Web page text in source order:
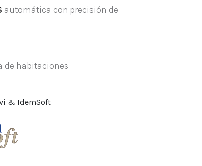
automática con precisión de
de habitaciones
& IdemSoft